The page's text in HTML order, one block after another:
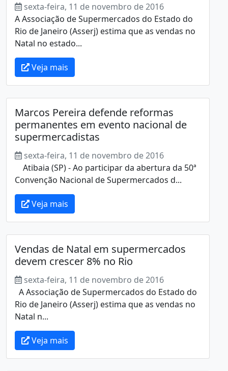
sexta-feira, 11 de novembro de 2016
A Associação de Supermercados do Estado do
Rio de Janeiro (Asserj) estima que as vendas no
Natal no estado...
Veja mais
Marcos Pereira defende reformas
permanentes em evento nacional de
supermercadistas
sexta-feira, 11 de novembro de 2016
Atibaia (SP) - Ao participar da abertura da 50ª
Convenção Nacional de Supermercados d...
Veja mais
Vendas de Natal em supermercados
devem crescer 8% no Rio
sexta-feira, 11 de novembro de 2016
A Associação de Supermercados do Estado do
Rio de Janeiro (Asserj) estima que as vendas no
Natal n...
Veja mais